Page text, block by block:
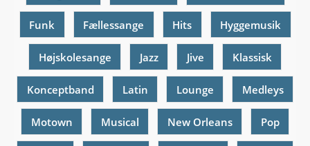
Funk Fællessange Hits Hyggemusik
Højskolesange Jazz Jive Klassisk
Konceptband Latin Lounge Medleys
Motown Musical New Orleans Pop